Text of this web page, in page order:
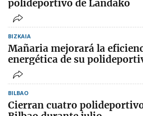
polideportivo de Landako
BIZKAIA
Mañaria mejorará la
energética de su
BILBAO
Cierran cuatro